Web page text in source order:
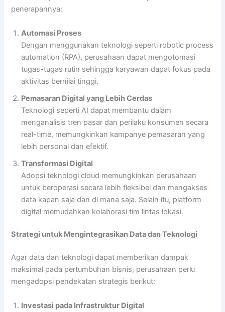
penerapannya:
Automasi Proses
Dengan menggunakan teknologi seperti robotic process
automation (RPA), perusahaan dapat mengotomasi
tugas-tugas rutin sehingga karyawan dapat fokus pada
aktivitas bernilai tinggi.
Pemasaran Digital yang Lebih Cerdas
Teknologi seperti AI dapat membantu dalam
menganalisis tren pasar dan perilaku konsumen secara
real-time, memungkinkan kampanye pemasaran yang
lebih personal dan efektif.
Transformasi Digital
Adopsi teknologi cloud memungkinkan perusahaan
untuk beroperasi secara lebih fleksibel dan mengakses
data kapan saja dan di mana saja. Selain itu, platform
digital memudahkan kolaborasi tim lintas lokasi.
Strategi untuk Mengintegrasikan Data dan Teknologi
Agar data dan teknologi dapat memberikan dampak
maksimal pada pertumbuhan bisnis, perusahaan perlu
mengadopsi pendekatan strategis berikut:
Investasi pada Infrastruktur Digital